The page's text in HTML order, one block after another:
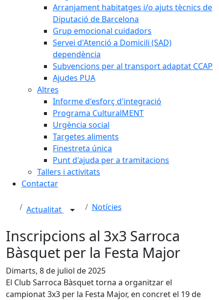
Arranjament habitatges i/o ajuts tècnics de
Diputació de Barcelona
Grup emocional cuidadors
Servei d'Atenció a Domicili (SAD)
dependència
Subvencions per al transport adaptat CCAP
Ajudes PUA
Altres
Informe d'esforç d'integració
Programa CulturalMENT
Urgència social
Targetes aliments
Finestreta única
Punt d'ajuda per a tramitacions
Tallers i activitats
Contactar
Actualitat Notícies
Inscripcions al 3x3 Sarroca
Bàsquet per la Festa Major
Dimarts, 8 de juliol de 2025
El Club Sarroca Bàsquet torna a organitzar el
campionat 3x3 per la Festa Major, en concret el 19 de